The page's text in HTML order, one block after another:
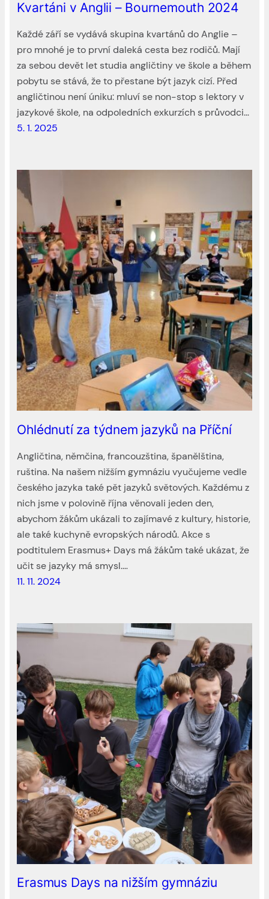
Kvartáni v Anglii – Bournemouth 2024
Každé září se vydává skupina kvartánů do Anglie –
pro mnohé je to první daleká cesta bez rodičů. Mají
za sebou devět let studia angličtiny ve škole a během
pobytu se stává, že to přestane být jazyk cizí. Před
angličtinou není úniku: mluví se non-stop s lektory v
jazykové škole, na odpoledních exkurzích s průvodci…
5. 1. 2025
Ohlédnutí za týdnem jazyků na Příční
Angličtina, němčina, francouzština, španělština,
ruština. Na našem nižším gymnáziu vyučujeme vedle
českého jazyka také pět jazyků světových. Každému z
nich jsme v polovině října věnovali jeden den,
abychom žákům ukázali to zajímavé z kultury, historie,
ale také kuchyně evropských národů. Akce s
podtitulem Erasmus+ Days má žákům také ukázat, že
učit se jazyky má smysl.…
11. 11. 2024
Erasmus Days na nižším gymnáziu